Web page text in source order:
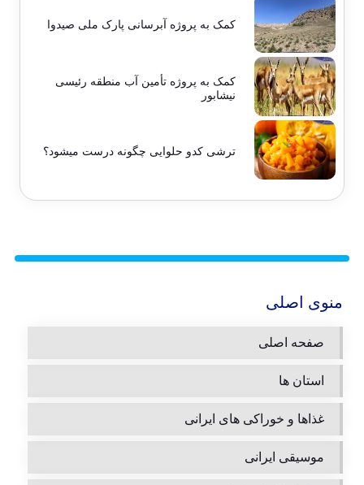
کمک به پروژه آبرسانی پارک ملی صیدوا
کمک به پروژه تأمین آب منطقه رئیسی
نیشابور
ترشی کدو حلوایی چگونه درست میشود؟
منوی اصلی
صفحه اصلی
استان ها
غذاها و خوراکی های ایرانی
موسیقی ایرانی